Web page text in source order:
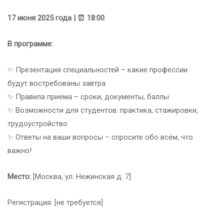
17 июня 2025 года | ⏰ 18:00
В программе:
✨ Презентация специальностей – какие профессии
будут востребованы завтра
✨ Правила приема – сроки, документы, баллы
✨ Возможности для студентов: практика, стажировки,
трудоустройство
✨ Ответы на ваши вопросы – спросите обо всём, что
важно!
Место: [Москва, ул. Нежинская д. 7]
Регистрация: [не требуется]